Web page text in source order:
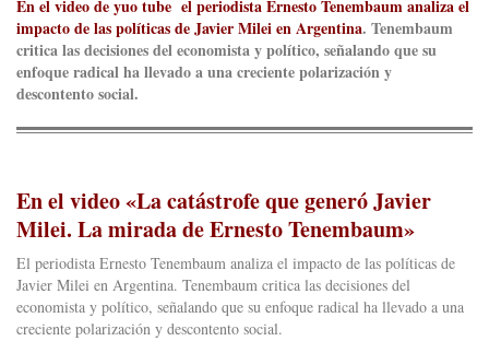
En el video de yuo tube el periodista Ernesto Tenembaum analiza el
impacto de las políticas de Javier Milei en Argentina. Tenembaum
critica las decisiones del economista y político, señalando que su
enfoque radical ha llevado a una creciente polarización y
descontento social.
En el video «La catástrofe que generó Javier
Milei. La mirada de Ernesto Tenembaum»
El periodista Ernesto Tenembaum analiza el impacto de las políticas de
Javier Milei en Argentina. Tenembaum critica las decisiones del
economista y político, señalando que su enfoque radical ha llevado a una
creciente polarización y descontento social.